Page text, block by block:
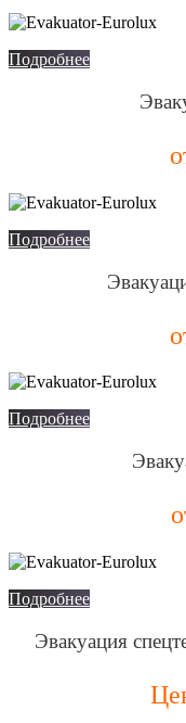
Подробнее
Подробнее
Подробнее
Подробнее
Эвакуация